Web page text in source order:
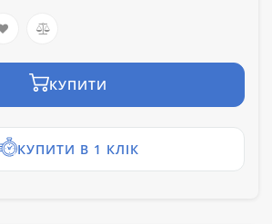
КУПИТИ
КУПИТИ В 1 КЛІК